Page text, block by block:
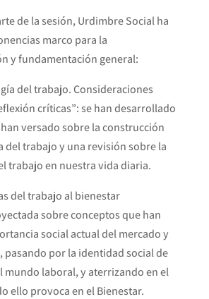
de la sesión, Urdimbre Social ha
marco para la
y fundamentación general:
del trabajo. Consideraciones
críticas”: se han desarrollado
versado sobre la construcción
del trabajo y una revisión sobre la
trabajo en nuestra vida diaria.
del trabajo al bienestar
sobre conceptos que han
social actual del mercado y
pasando por la identidad social de
mundo laboral, y aterrizando en el
ello provoca en el Bienestar.